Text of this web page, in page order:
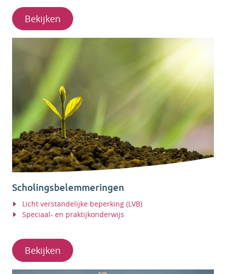
Bekijken
Scholingsbelemmeringen
Licht verstandelijke beperking (LVB)
Speciaal- en praktijkonderwijs
Bekijken